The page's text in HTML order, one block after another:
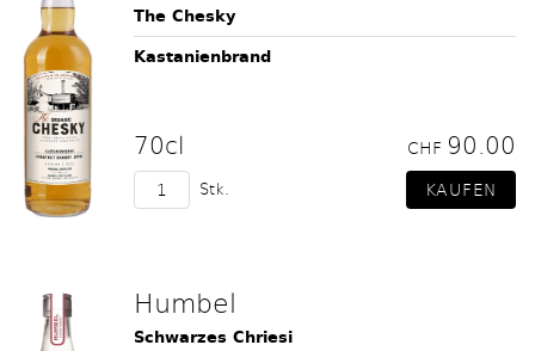
The Chesky
Kastanienbrand
70cl CHF 90.00
Stk.
Humbel
Schwarzes Chriesi